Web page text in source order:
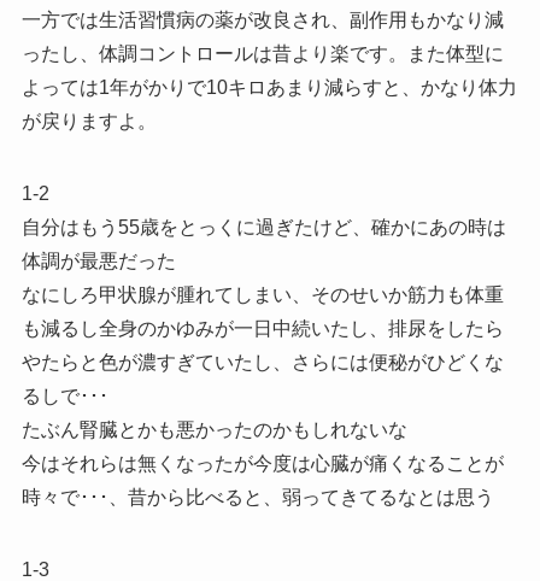
一方では生活習慣病の薬が改良され、副作用もかなり減
ったし、体調コントロールは昔より楽です。また体型に
よっては1年がかりで10キロあまり減らすと、かなり体力
が戻りますよ。
1-2
自分はもう55歳をとっくに過ぎたけど、確かにあの時は
体調が最悪だった
なにしろ甲状腺が腫れてしまい、そのせいか筋力も体重
も減るし全身のかゆみが一日中続いたし、排尿をしたら
やたらと色が濃すぎていたし、さらには便秘がひどくな
るしで･･･
たぶん腎臓とかも悪かったのかもしれないな
今はそれらは無くなったが今度は心臓が痛くなることが
時々で･･･、昔から比べると、弱ってきてるなとは思う
1-3